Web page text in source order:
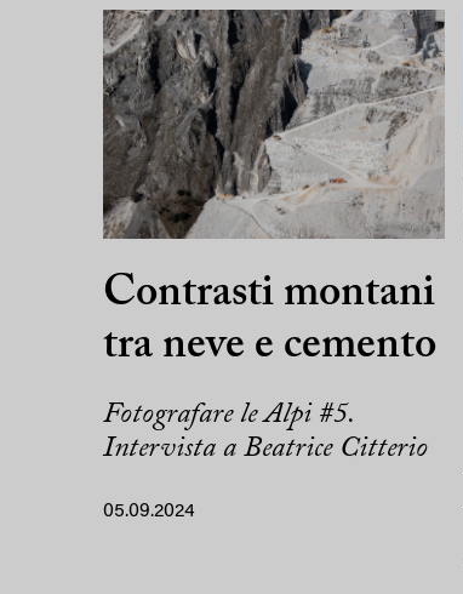
Contrasti montani
tra neve e cemento
Fotografare le Alpi #5.
Intervista a Beatrice Citterio
05.09.2024